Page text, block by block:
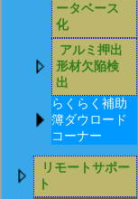
ータベース
化
アルミ押出
形材欠陥検
出
らくらく補助
簿ダウロード
コーナー
リモートサポー
ト